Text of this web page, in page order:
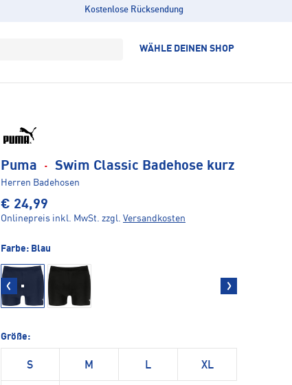
Kostenlose Rücksendung
WÄHLE DEINEN SHOP
Puma · Swim Classic Badehose kurz
Herren Badehosen
€ 24,99
Onlinepreis inkl. MwSt. zzgl. Versandkosten
Farbe: Blau
Größe:
S M L XL